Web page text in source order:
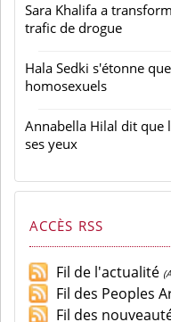
Sara Khalifa a
trafic de drogue
Hala Sedki s'étonne
homosexuels
Annabella Hilal dit que
ses yeux
ACCÈS RSS
Fil de l'actualité
Fil des Peoples
Fil des